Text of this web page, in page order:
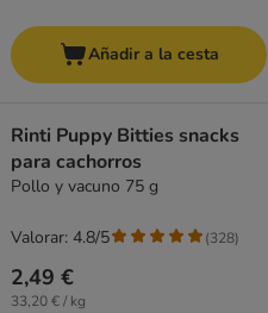
Añadir a la cesta
Rinti Puppy Bitties snacks
para cachorros
Pollo y vacuno 75 g
2,49 €
33,20 € / kg
Valorar: 4.8/5 (328)